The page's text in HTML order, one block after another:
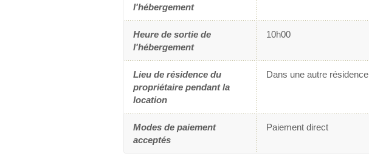
l'hébergement
Heure de sortie de
l'hébergement
10h00
Lieu de résidence du
propriétaire pendant la
location
Dans une autre résidence
Modes de paiement
acceptés
Paiement direct